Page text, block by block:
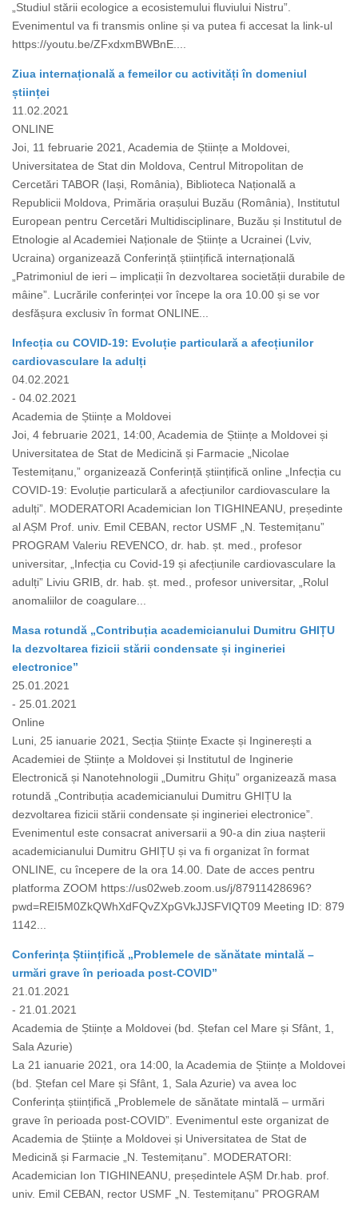
„Studiul stării ecologice a ecosistemului fluviului Nistru”.
Evenimentul va fi transmis online și va putea fi accesat la link-ul
https://youtu.be/ZFxdxmBWBnE....
Ziua internațională a femeilor cu activități în domeniul
științei
11.02.2021
ONLINE
Joi, 11 februarie 2021, Academia de Științe a Moldovei,
Universitatea de Stat din Moldova, Centrul Mitropolitan de
Cercetări TABOR (Iași, România), Biblioteca Națională a
Republicii Moldova, Primăria orașului Buzău (România), Institutul
European pentru Cercetări Multidisciplinare, Buzău și Institutul de
Etnologie al Academiei Naționale de Științe a Ucrainei (Lviv,
Ucraina) organizează Conferință științifică internațională
„Patrimoniul de ieri – implicații în dezvoltarea societății durabile de
mâine”. Lucrările conferinței vor începe la ora 10.00 și se vor
desfășura exclusiv în format ONLINE...
Infecția cu COVID-19: Evoluție particulară a afecțiunilor
cardiovasculare la adulți
04.02.2021
- 04.02.2021
Academia de Științe a Moldovei
Joi, 4 februarie 2021, 14:00, Academia de Științe a Moldovei și
Universitatea de Stat de Medicină și Farmacie „Nicolae
Testemițanu,” organizează Conferință științifică online „Infecția cu
COVID-19: Evoluție particulară a afecțiunilor cardiovasculare la
adulți”. MODERATORI Academician Ion TIGHINEANU, președinte
al AȘM Prof. univ. Emil CEBAN, rector USMF „N. Testemițanu”
PROGRAM Valeriu REVENCO, dr. hab. șt. med., profesor
universitar, „Infecția cu Covid-19 și afecțiunile cardiovasculare la
adulți” Liviu GRIB, dr. hab. șt. med., profesor universitar, „Rolul
anomaliilor de coagulare...
Masa rotundă „Contribuția academicianului Dumitru GHIȚU
la dezvoltarea fizicii stării condensate și ingineriei
electronice”
25.01.2021
- 25.01.2021
Online
Luni, 25 ianuarie 2021, Secția Științe Exacte și Inginerești a
Academiei de Științe a Moldovei și Institutul de Inginerie
Electronică și Nanotehnologii „Dumitru Ghițu” organizează masa
rotundă „Contribuția academicianului Dumitru GHIȚU la
dezvoltarea fizicii stării condensate și ingineriei electronice”.
Evenimentul este consacrat aniversarii a 90-a din ziua nașterii
academicianului Dumitru GHIȚU și va fi organizat în format
ONLINE, cu începere de la ora 14.00. Date de acces pentru
platforma ZOOM https://us02web.zoom.us/j/87911428696?
pwd=REI5M0ZkQWhXdFQvZXpGVkJJSFVIQT09 Meeting ID: 879
1142...
Conferința Științifică „Problemele de sănătate mintală –
urmări grave în perioada post-COVID”
21.01.2021
- 21.01.2021
Academia de Științe a Moldovei (bd. Ștefan cel Mare și Sfânt, 1,
Sala Azurie)
La 21 ianuarie 2021, ora 14:00, la Academia de Științe a Moldovei
(bd. Ștefan cel Mare și Sfânt, 1, Sala Azurie) va avea loc
Conferința științifică „Problemele de sănătate mintală – urmări
grave în perioada post-COVID”. Evenimentul este organizat de
Academia de Științe a Moldovei și Universitatea de Stat de
Medicină și Farmacie „N. Testemițanu”. MODERATORI:
Academician Ion TIGHINEANU, președintele AȘM Dr.hab. prof.
univ. Emil CEBAN, rector USMF „N. Testemițanu” PROGRAM